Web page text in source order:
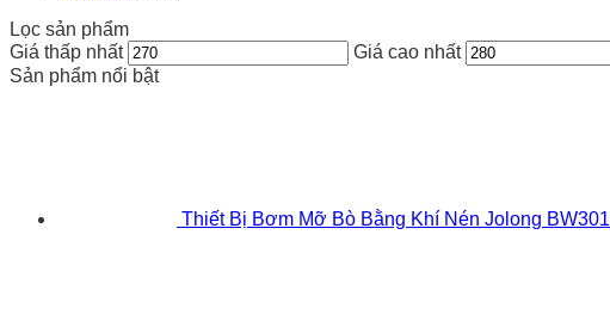
Lọc sản phẩm
Giá thấp nhất
Giá cao nhất
Sản phẩm nổi bật
Thiết Bị Bơm Mỡ Bò Bằng Khí Nén Jolong BW301